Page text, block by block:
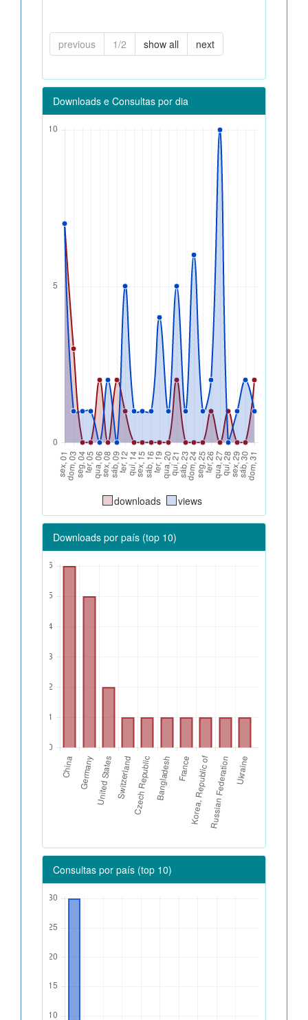
previous 1/2 show all next
Downloads e Consultas por dia
downloads views
Downloads por país (top 10)
Consultas por país (top 10)